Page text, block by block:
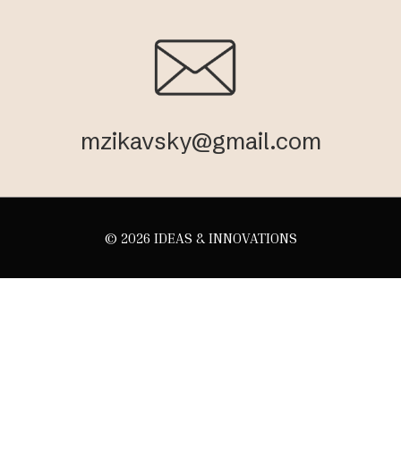
mzikavsky@gmail.com
© 2026 IDEAS & INNOVATIONS